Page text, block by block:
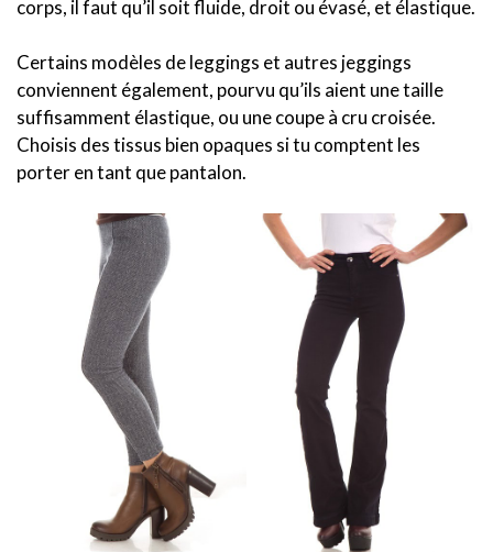
corps, il faut qu’il soit fluide, droit ou évasé, et élastique.
Certains modèles de leggings et autres jeggings
conviennent également, pourvu qu’ils aient une taille
suffisamment élastique, ou une coupe à cru croisée.
Choisis des tissus bien opaques si tu comptent les
porter en tant que pantalon.